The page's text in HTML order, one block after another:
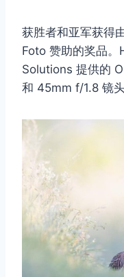
获胜者和亚军获得
Foto 赞助的奖品
Solutions 提供的
和 45mm f/1.8 镜头